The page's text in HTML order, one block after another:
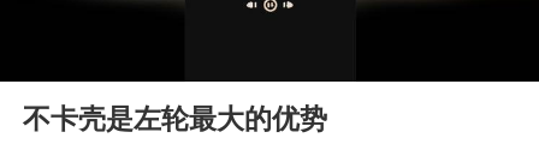
Play
不卡壳是左轮最大的优势